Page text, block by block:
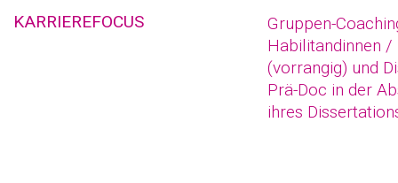
KARRIEREFOCUS
Gruppen-
Habilitandinnen /
(vorrangig) und
Prä-Doc in der
ihres